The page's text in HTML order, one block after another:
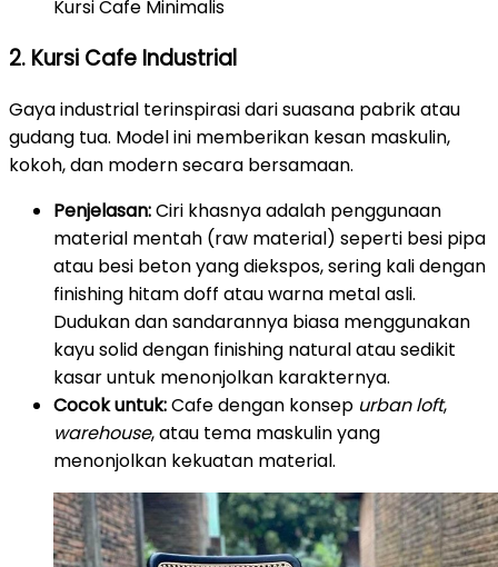
Kursi Cafe Minimalis
2. Kursi Cafe Industrial
Gaya industrial terinspirasi dari suasana pabrik atau
gudang tua. Model ini memberikan kesan maskulin,
kokoh, dan modern secara bersamaan.
Penjelasan:Ciri khasnya adalah penggunaan
material mentah (raw material) seperti besi pipa
atau besi beton yang diekspos, sering kali dengan
finishing hitam doff atau warna metal asli.
Dudukan dan sandarannya biasa menggunakan
kayu solid dengan finishing natural atau sedikit
kasar untuk menonjolkan karakternya.
Cocok untuk:Cafe dengan konsep urban loft,
warehouse, atau tema maskulin yang
menonjolkan kekuatan material.